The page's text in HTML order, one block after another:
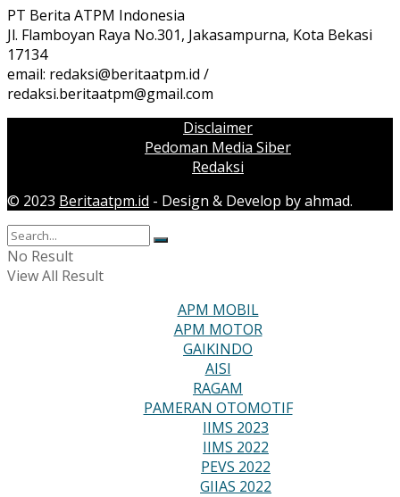
PT Berita ATPM Indonesia
Jl. Flamboyan Raya No.301, Jakasampurna, Kota Bekasi
17134
email: redaksi@beritaatpm.id /
redaksi.beritaatpm@gmail.com
Disclaimer
Pedoman Media Siber
Redaksi
© 2023 Beritaatpm.id - Design & Develop by ahmad.
No Result
View All Result
APM MOBIL
APM MOTOR
GAIKINDO
AISI
RAGAM
PAMERAN OTOMOTIF
IIMS 2023
IIMS 2022
PEVS 2022
GIIAS 2022